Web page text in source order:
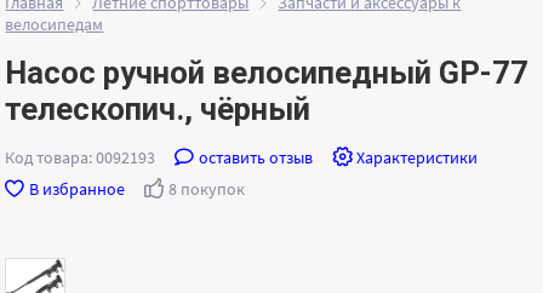
велосипедам
Насос ручной велосипедный GP-77
телескопич., чёрный
Код товара: 0092193 оставить отзыв
Характеристики
В избранное
8 покупок